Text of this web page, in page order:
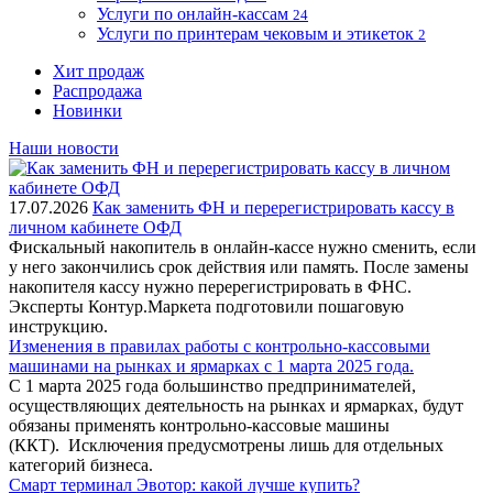
Услуги по онлайн-кассам 24
Услуги по принтерам чековым и этикеток 2
Хит продаж
Распродажа
Новинки
Наши новости
17.07.2026 Как заменить ФН и перерегистрировать кассу в
личном кабинете ОФД
Фискальный накопитель в онлайн-кассе нужно сменить, если
у него закончились срок действия или память. После замены
накопителя кассу нужно перерегистрировать в ФНС.
Эксперты Контур.Маркета подготовили пошаговую
инструкцию.
Изменения в правилах работы с контрольно-кассовыми
машинами на рынках и ярмарках с 1 марта 2025 года.
С 1 марта 2025 года большинство предпринимателей,
осуществляющих деятельность на рынках и ярмарках, будут
обязаны применять контрольно-кассовые машины
(ККТ). Исключения предусмотрены лишь для отдельных
категорий бизнеса.
Смарт терминал Эвотор: какой лучше купить?